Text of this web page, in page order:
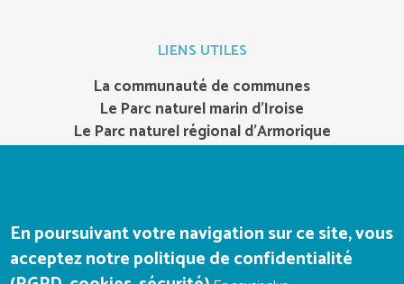
LIENS UTILES
La communauté de communes
Le Parc naturel marin d’Iroise
Le Parc naturel régional d’Armorique
En poursuivant votre navigation sur ce site, vous
acceptez notre politique de confidentialité